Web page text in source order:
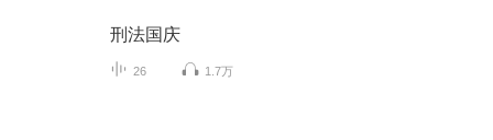
刑法国庆
26 1.7万